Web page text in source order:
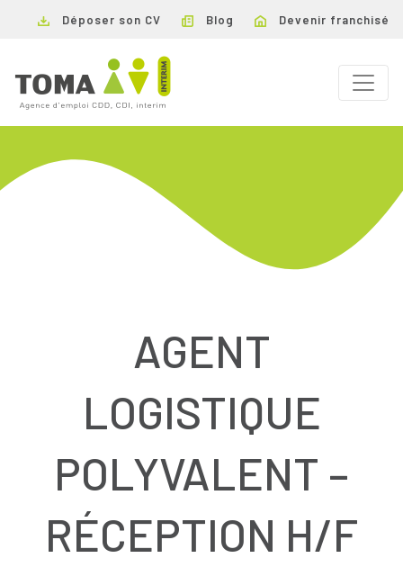
Déposer son CV Blog Devenir franchisé
AGENT
LOGISTIQUE
POLYVALENT –
RÉCEPTION H/F